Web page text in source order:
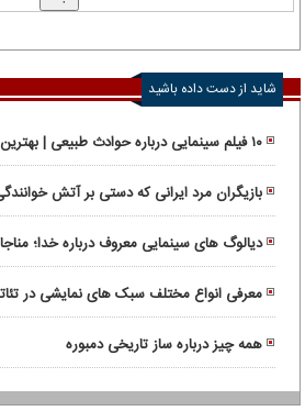
شاید از دست داده باشید
۱۰ فیلم سینمایی درباره حوادث طبیعی |
واقعی
بازیگران مرد ایرانی که دستی بر آتش
دیالوگ های سینمایی معروف درباره خدا؛
معرفی انواع مختلف سبک های نمایشی در
همه چیز درباره ساز تاریخی دمبوره